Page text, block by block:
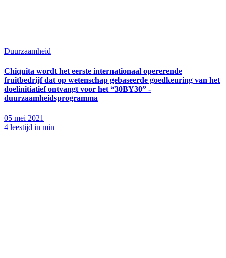
Duurzaamheid
Chiquita wordt het eerste internationaal opererende
fruitbedrijf dat op wetenschap gebaseerde goedkeuring van het
doelinitiatief ontvangt voor het “30BY30” -
duurzaamheidsprogramma
05 mei 2021
4 leestijd in min